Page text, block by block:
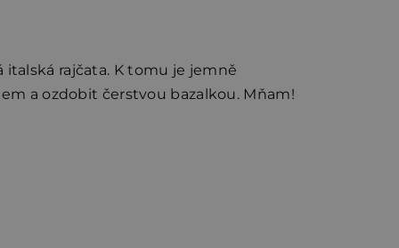
rajčata. K tomu je jemně
a ozdobit čerstvou bazalkou. Mňam!